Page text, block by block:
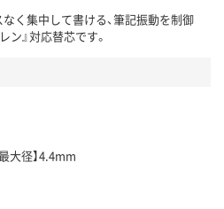
く集中して書ける、筆記振動を制御
ン』対応替芯です。
大径】4.4mm